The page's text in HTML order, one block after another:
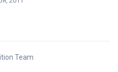
Team